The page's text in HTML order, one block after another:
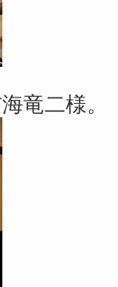
竜二様。